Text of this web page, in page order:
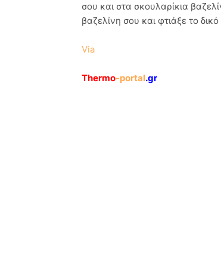
σου και στα σκουλαρίκια
βαζελίνη σου και φτιάξε το
Via
Thermo-portal.gr